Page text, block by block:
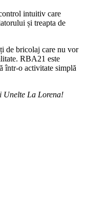
intuitiv care
și treapta de
de bricolaj care nu vor
RBA21 este
într-o activitate simplă
Unelte La Lorena!